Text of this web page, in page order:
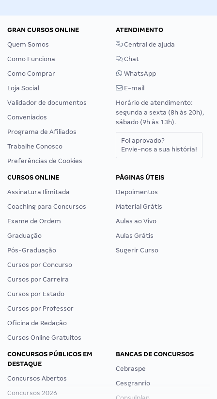
GRAN CURSOS ONLINE
Quem Somos
Como Funciona
Como Comprar
Loja Social
Validador de documentos
Conveniados
Programa de Afiliados
Trabalhe Conosco
Preferências de Cookies
ATENDIMENTO
Central de ajuda
Chat
WhatsApp
E-mail
Horário de atendimento:
segunda a sexta (8h às 20h),
sábado (9h às 13h).
Foi aprovado?
Envie-nos a sua história!
CURSOS ONLINE
Assinatura Ilimitada
Coaching para Concursos
Exame de Ordem
Graduação
Pós-Graduação
Cursos por Concurso
Cursos por Carreira
Cursos por Estado
Cursos por Professor
Oficina de Redação
Cursos Online Gratuitos
PÁGINAS ÚTEIS
Depoimentos
Material Grátis
Aulas ao Vivo
Aulas Grátis
Sugerir Curso
CONCURSOS PÚBLICOS EM
DESTAQUE
Concursos Abertos
Concursos 2026
BANCAS DE CONCURSOS
Cebraspe
Cesgranrio